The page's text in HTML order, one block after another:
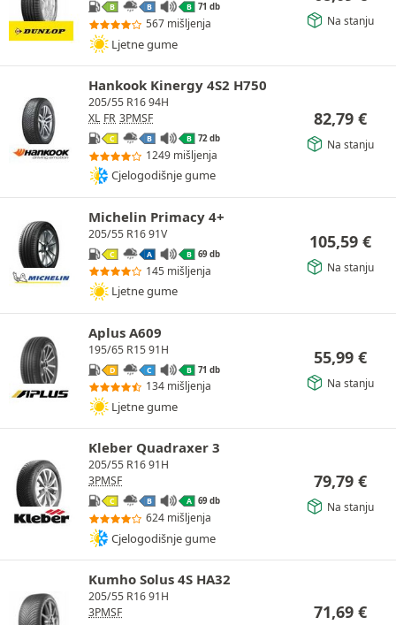
B B B 71 db
567 mišljenja
Ljetne gume
Na stanju
Hankook Kinergy 4S2 H750
205/55 R16 94H
XL FR 3PMSF
C B B 72 db
1249 mišljenja
Cjelogodišnje gume
82,79 €
Na stanju
Michelin Primacy 4+
205/55 R16 91V
C A B 69 db
145 mišljenja
Ljetne gume
105,59 €
Na stanju
Aplus A609
195/65 R15 91H
D C B 71 db
134 mišljenja
Ljetne gume
55,99 €
Na stanju
Kleber Quadraxer 3
205/55 R16 91H
3PMSF
C B A 69 db
624 mišljenja
Cjelogodišnje gume
79,79 €
Na stanju
Kumho Solus 4S HA32
205/55 R16 91H
3PMSF
71,69 €